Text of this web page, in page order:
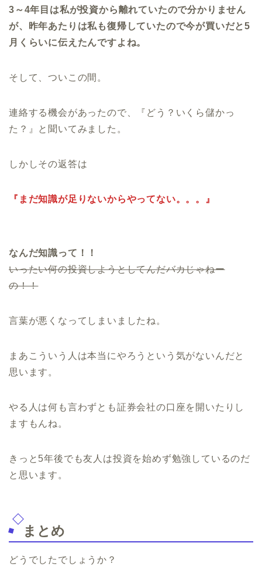
3～4年目は私が投資から離れていたので分かりません
が、昨年あたりは私も復帰していたので今が買いだと5
月くらいに伝えたんですよね。
そして、ついこの間。
連絡する機会があったので、『どう？いくら儲かっ
た？』と聞いてみました。
しかしその返答は
『まだ知識が足りないからやってない。。。』
なんだ知識って！！
いったい何の投資しようとしてんだバカじゃねー
の！！
言葉が悪くなってしまいましたね。
まあこういう人は本当にやろうという気がないんだと
思います。
やる人は何も言わずとも証券会社の口座を開いたりし
ますもんね。
きっと5年後でも友人は投資を始めず勉強しているのだ
と思います。
まとめ
どうでしたでしょうか？